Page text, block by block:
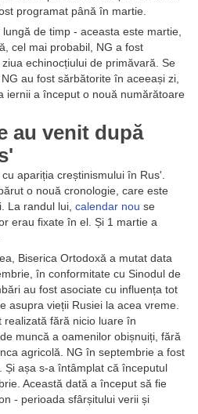
programat până în martie.
de timp - aceasta este martie,
cel mai probabil, NG a fost
echinocțiului de primăvară. Se
au fost sărbătorite în aceeași zi,
iernii a început o nouă numărătoare
au venit după
apariția creștinismului în Rus'.
o nouă cronologie, care este
La randul lui, calendar nou se
erau fixate în el. Și 1 martie a
Biserica Ortodoxă a mutat data
în conformitate cu Sinodul de
au fost asociate cu influența tot
asupra vieții Rusiei la acea vreme.
realizată fără nicio luare în
muncă a oamenilor obișnuiți, fără
agricolă. NG în septembrie a fost
Și așa s-a întâmplat că începutul
Această dată a început să fie
- perioada sfârșitului verii și